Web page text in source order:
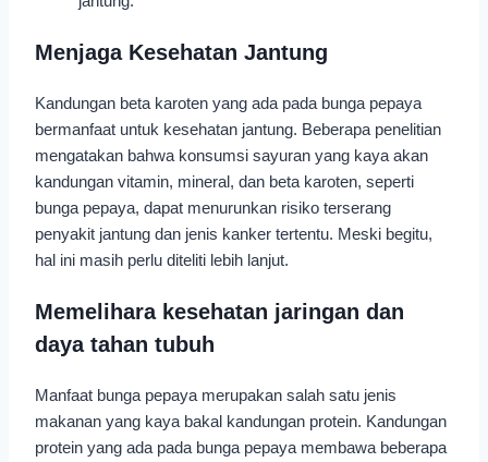
Menjaga Kesehatan Jantung
Kandungan beta karoten yang ada pada bunga pepaya
bermanfaat untuk kesehatan jantung. Beberapa penelitian
mengatakan bahwa konsumsi sayuran yang kaya akan
kandungan vitamin, mineral, dan beta karoten, seperti
bunga pepaya, dapat menurunkan risiko terserang
penyakit jantung dan jenis kanker tertentu. Meski begitu,
hal ini masih perlu diteliti lebih lanjut.
Memelihara kesehatan jaringan dan
daya tahan tubuh
Manfaat bunga pepaya merupakan salah satu jenis
makanan yang kaya bakal kandungan protein. Kandungan
protein yang ada pada bunga pepaya membawa beberapa